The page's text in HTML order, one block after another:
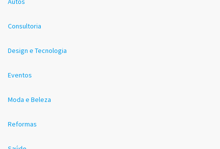
Consultoria
Design e Tecnologia
Eventos
Moda e Beleza
Reformas